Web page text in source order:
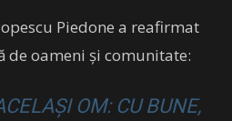
Piedone a reafirmat
de oameni și comunitate:
OM: CU BUNE,